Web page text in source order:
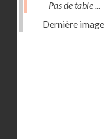
Pas de table ...
Dernière image